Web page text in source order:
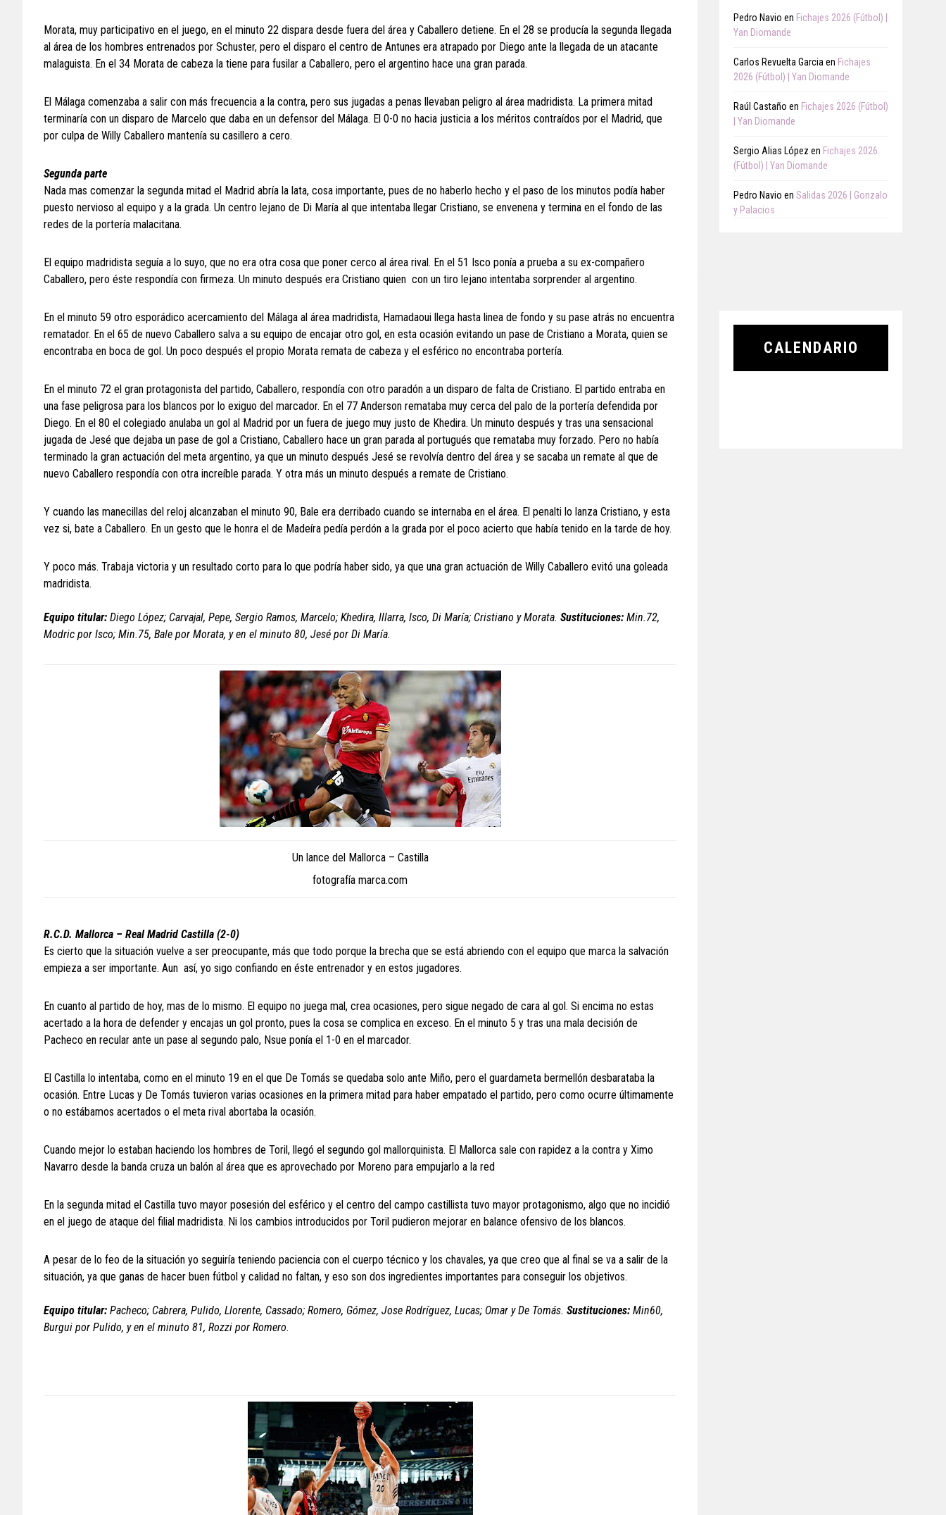
Morata, muy participativo en el juego, en el minuto 22 dispara desde fuera del área y Caballero detiene. En el 28 se producía la segunda llegada
al área de los hombres entrenados por Schuster, pero el disparo el centro de Antunes era atrapado por Diego ante la llegada de un atacante
malaguista. En el 34 Morata de cabeza la tiene para fusilar a Caballero, pero el argentino hace una gran parada.
El Málaga comenzaba a salir con más frecuencia a la contra, pero sus jugadas a penas llevaban peligro al área madridista. La primera mitad
terminaría con un disparo de Marcelo que daba en un defensor del Málaga. El 0-0 no hacia justicia a los méritos contraídos por el Madrid, que
por culpa de Willy Caballero mantenía su casillero a cero.
Segunda parte
Nada mas comenzar la segunda mitad el Madrid abría la lata, cosa importante, pues de no haberlo hecho y el paso de los minutos podía haber
puesto nervioso al equipo y a la grada. Un centro lejano de Di María al que intentaba llegar Cristiano, se envenena y termina en el fondo de las
redes de la portería malacitana.
El equipo madridista seguía a lo suyo, que no era otra cosa que poner cerco al área rival. En el 51 Isco ponía a prueba a su ex-compañero
Caballero, pero éste respondía con firmeza. Un minuto después era Cristiano quien con un tiro lejano intentaba sorprender al argentino.
En el minuto 59 otro esporádico acercamiento del Málaga al área madridista, Hamadaoui llega hasta linea de fondo y su pase atrás no encuentra
rematador. En el 65 de nuevo Caballero salva a su equipo de encajar otro gol, en esta ocasión evitando un pase de Cristiano a Morata, quien se
encontraba en boca de gol. Un poco después el propio Morata remata de cabeza y el esférico no encontraba portería.
En el minuto 72 el gran protagonista del partido, Caballero, respondía con otro paradón a un disparo de falta de Cristiano. El partido entraba en
una fase peligrosa para los blancos por lo exiguo del marcador. En el 77 Anderson remataba muy cerca del palo de la portería defendida por
Diego. En el 80 el colegiado anulaba un gol al Madrid por un fuera de juego muy justo de Khedira. Un minuto después y tras una sensacional
jugada de Jesé que dejaba un pase de gol a Cristiano, Caballero hace un gran parada al portugués que remataba muy forzado. Pero no había
terminado la gran actuación del meta argentino, ya que un minuto después Jesé se revolvía dentro del área y se sacaba un remate al que de
nuevo Caballero respondía con otra increíble parada. Y otra más un minuto después a remate de Cristiano.
Y cuando las manecillas del reloj alcanzaban el minuto 90, Bale era derribado cuando se internaba en el área. El penalti lo lanza Cristiano, y esta
vez si, bate a Caballero. En un gesto que le honra el de Madeíra pedía perdón a la grada por el poco acierto que había tenido en la tarde de hoy.
Y poco más. Trabaja victoria y un resultado corto para lo que podría haber sido, ya que una gran actuación de Willy Caballero evitó una goleada
madridista.
Equipo titular: Diego López; Carvajal, Pepe, Sergio Ramos, Marcelo; Khedira, Illarra, Isco, Di María; Cristiano y Morata. Sustituciones: Min.72,
Modric por Isco; Min.75, Bale por Morata, y en el minuto 80, Jesé por Di María.
Un lance del Mallorca – Castilla
fotografía marca.com
R.C.D. Mallorca – Real Madrid Castilla (2-0)
Es cierto que la situación vuelve a ser preocupante, más que todo porque la brecha que se está abriendo con el equipo que marca la salvación
empieza a ser importante. Aun así, yo sigo confiando en éste entrenador y en estos jugadores.
En cuanto al partido de hoy, mas de lo mismo. El equipo no juega mal, crea ocasiones, pero sigue negado de cara al gol. Si encima no estas
acertado a la hora de defender y encajas un gol pronto, pues la cosa se complica en exceso. En el minuto 5 y tras una mala decisión de
Pacheco en recular ante un pase al segundo palo, Nsue ponía el 1-0 en el marcador.
El Castilla lo intentaba, como en el minuto 19 en el que De Tomás se quedaba solo ante Miño, pero el guardameta bermellón desbarataba la
ocasión. Entre Lucas y De Tomás tuvieron varias ocasiones en la primera mitad para haber empatado el partido, pero como ocurre últimamente
o no estábamos acertados o el meta rival abortaba la ocasión.
Cuando mejor lo estaban haciendo los hombres de Toril, llegó el segundo gol mallorquinista. El Mallorca sale con rapidez a la contra y Ximo
Navarro desde la banda cruza un balón al área que es aprovechado por Moreno para empujarlo a la red
En la segunda mitad el Castilla tuvo mayor posesión del esférico y el centro del campo castillista tuvo mayor protagonismo, algo que no incidió
en el juego de ataque del filial madridista. Ni los cambios introducidos por Toril pudieron mejorar en balance ofensivo de los blancos.
A pesar de lo feo de la situación yo seguiría teniendo paciencia con el cuerpo técnico y los chavales, ya que creo que al final se va a salir de la
situación, ya que ganas de hacer buen fútbol y calidad no faltan, y eso son dos ingredientes importantes para conseguir los objetivos.
Equipo titular: Pacheco; Cabrera, Pulido, Llorente, Cassado; Romero, Gómez, Jose Rodríguez, Lucas; Omar y De Tomás. Sustituciones: Min60,
Burgui por Pulido, y en el minuto 81, Rozzi por Romero.
Pedro Navio en Fichajes 2026 (Fútbol) |
Yan Diomande
Carlos Revuelta Garcia en Fichajes
2026 (Fútbol) | Yan Diomande
Raúl Castaño en Fichajes 2026 (Fútbol)
| Yan Diomande
Sergio Alias López en Fichajes 2026
(Fútbol) | Yan Diomande
Pedro Navio en Salidas 2026 | Gonzalo
y Palacios
CALENDARIO